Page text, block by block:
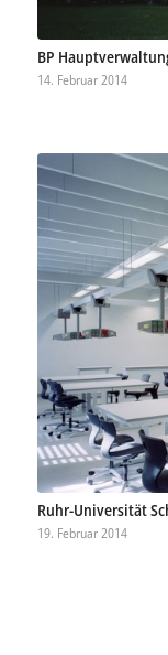
BP
14. Februar 2014
Ruhr-Universität
19. Februar 2014